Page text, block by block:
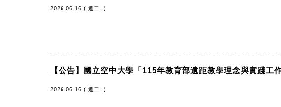
2026.06.16 ( 週二. )
【公告】國立空中大學「115年教育部遠距教學理念與實踐工
2026.06.16 ( 週二. )